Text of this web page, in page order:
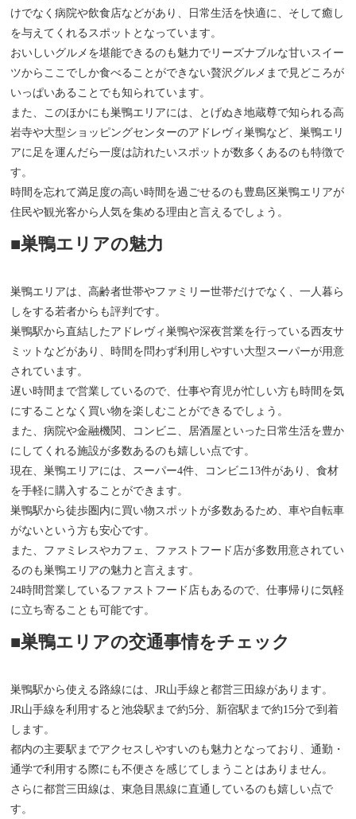
けでなく病院や飲食店などがあり、日常生活を快適に、そして癒し
を与えてくれるスポットとなっています。
おいしいグルメを堪能できるのも魅力でリーズナブルな甘いスイー
ツからここでしか食べることができない贅沢グルメまで見どころが
いっぱいあることでも知られています。
また、このほかにも巣鴨エリアには、とげぬき地蔵尊で知られる高
岩寺や大型ショッピングセンターのアドレヴィ巣鴨など、巣鴨エリ
アに足を運んだら一度は訪れたいスポットが数多くあるのも特徴で
す。
時間を忘れて満足度の高い時間を過ごせるのも豊島区巣鴨エリアが
住民や観光客から人気を集める理由と言えるでしょう。
■巣鴨エリアの魅力
巣鴨エリアは、高齢者世帯やファミリー世帯だけでなく、一人暮ら
しをする若者からも評判です。
巣鴨駅から直結したアドレヴィ巣鴨や深夜営業を行っている西友サ
ミットなどがあり、時間を問わず利用しやすい大型スーパーが用意
されています。
遅い時間まで営業しているので、仕事や育児が忙しい方も時間を気
にすることなく買い物を楽しむことができるでしょう。
また、病院や金融機関、コンビニ、居酒屋といった日常生活を豊か
にしてくれる施設が多数あるのも嬉しい点です。
現在、巣鴨エリアには、スーパー4件、コンビニ13件があり、食材
を手軽に購入することができます。
巣鴨駅から徒歩圏内に買い物スポットが多数あるため、車や自転車
がないという方も安心です。
また、ファミレスやカフェ、ファストフード店が多数用意されてい
るのも巣鴨エリアの魅力と言えます。
24時間営業しているファストフード店もあるので、仕事帰りに気軽
に立ち寄ることも可能です。
■巣鴨エリアの交通事情をチェック
巣鴨駅から使える路線には、JR山手線と都営三田線があります。
JR山手線を利用すると池袋駅まで約5分、新宿駅まで約15分で到着
します。
都内の主要駅までアクセスしやすいのも魅力となっており、通勤・
通学で利用する際にも不便さを感じてしまうことはありません。
さらに都営三田線は、東急目黒線に直通しているのも嬉しい点で
す。